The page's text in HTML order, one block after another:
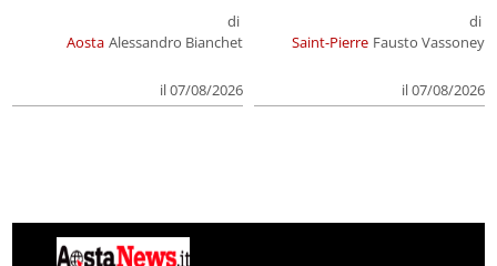
Aosta
di
Alessandro Bianchet
il 07/08/2026
Saint-Pierre
di
Fausto Vassoney
il 07/08/2026